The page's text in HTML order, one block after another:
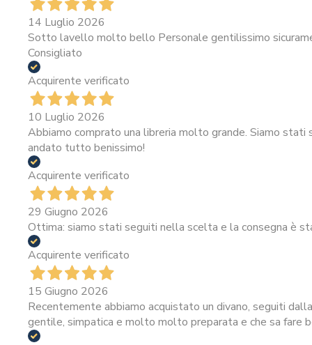
14 Luglio 2026
Sotto lavello molto bello Personale gentilissimo
Consigliato
Acquirente verificato
10 Luglio 2026
Abbiamo comprato una libreria molto grande. Siamo stati
andato tutto benissimo!
Acquirente verificato
29 Giugno 2026
Ottima: siamo stati seguiti nella scelta e la consegna è
Acquirente verificato
15 Giugno 2026
Recentemente abbiamo acquistato un divano, seguiti
gentile, simpatica e molto molto preparata e che sa fare